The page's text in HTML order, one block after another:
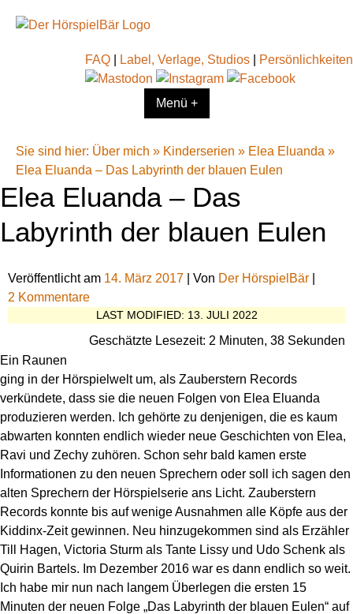
FAQ Label, Verlage, Studios Persönlichkeiten
Menü +
Sie sind hier: Über mich » Kinderserien » Elea Eluanda »
Elea Eluanda – Das Labyrinth der blauen Eulen
Elea Eluanda – Das
Labyrinth der blauen Eulen
Veröffentlicht am 14. März 2017 | Von Der HörspielBär
2 Kommentare
LAST MODIFIED: 13. JULI 2022
Geschätzte Lesezeit: 2 Minuten, 38 Sekunden
Ein Raunen
ging in der Hörspielwelt um, als Zauberstern Records
verkündete, dass sie die neuen Folgen von Elea Eluanda
produzieren werden. Ich gehörte zu denjenigen, die es kaum
abwarten konnten endlich wieder neue Geschichten von Elea,
Ravi und Zechy zuhören. Schon sehr bald kamen erste
Informationen zu den neuen Sprechern oder soll ich sagen den
alten Sprechern der Hörspielserie ans Licht. Zauberstern
Records konnte bis auf wenige Ausnahmen alle Köpfe aus der
Kiddinx-Zeit gewinnen. Neu hinzugekommen sind als Erzähler
Till Hagen, Victoria Sturm als Tante Lissy und Udo Schenk als
Quirin Bartels. Im Dezember 2016 war es dann endlich so weit.
Ich habe mir nun nach langem Überlegen die ersten 15
Minuten der neuen Folge „Das Labyrinth der blauen Eulen“ auf